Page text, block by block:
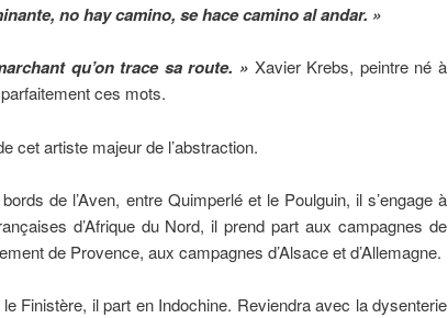
no hay camino, se hace camino al andar. »
qu’on trace sa route. » Xavier Krebs, peintre né à
ces mots.
cet artiste majeur de l’abstraction.
de l’Aven, entre Quimperlé et le Poulguin, il s’engage à
d’Afrique du Nord, il prend part aux campagnes de
de Provence, aux campagnes d’Alsace et d’Allemagne.
Finistère, il part en Indochine. Reviendra avec la dysenterie